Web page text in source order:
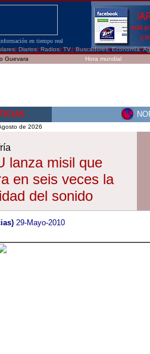
en tiempo real
| Diarios| Radios| TV.|Buscadores|Economía|
Guevara Hora mundial
de 2026
lanza misil que
en seis veces la
del sonido
29-Mayo-2010